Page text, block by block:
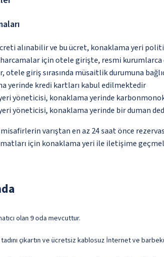
alınabilir ve bu ücret, konaklama yeri
harcamalar için otele girişte, resmi
otele giriş sırasında müsaitlik durumuna
yerinde kredi kartları kabul edilmektedir
yöneticisi, konaklama yerinde
yöneticisi, konaklama yerinde bir duman
varıştan en az 24 saat önce
için konaklama yeri ile iletişime
olan 9 oda mevcuttur.
çıkartın ve ücretsiz kablosuz İnternet ve